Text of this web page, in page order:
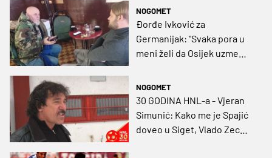
zvezde u Osijeku"
NOGOMET
Đorđe Ivković za
Germanijak: "Svaka pora u
meni želi da Osijek uzme
NOGOMET
30 GODINA HNL-a - Vjeran
Simunić: Kako me je Spajić
doveo u Siget, Vlado Zec